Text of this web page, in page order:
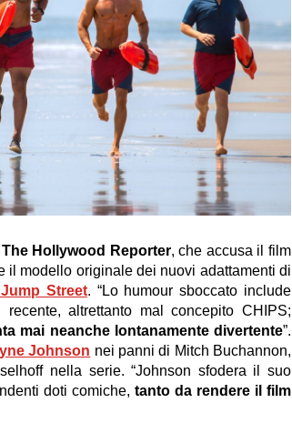
Hollywood Reporter, che accusa il film
il modello originale dei nuovi adattamenti di
Street. “Lo humour sboccato include
altrettanto mal concepito CHIPS;
mai neanche lontanamente divertente”.
Johnson nei panni di Mitch Buchannon,
nella serie. “Johnson sfodera il suo
doti comiche, tanto da rendere il film